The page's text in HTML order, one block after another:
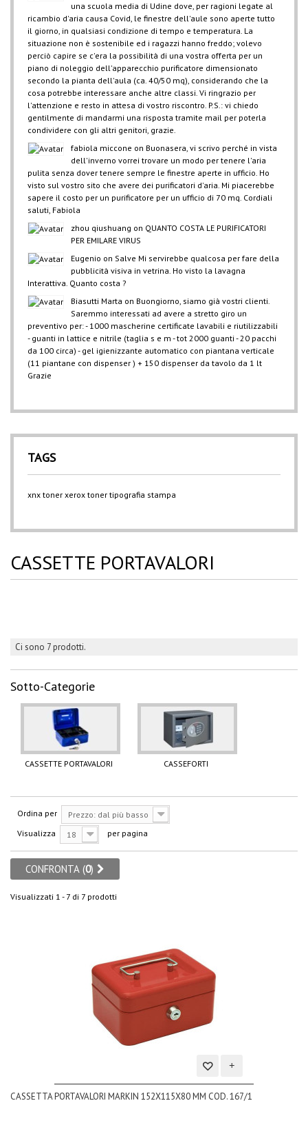
una scuola media di Udine dove, per ragioni legate al
ricambio d'aria causa Covid, le finestre dell'aule sono aperte tutto
il giorno, in qualsiasi condizione di tempo e temperatura. La
situazione non è sostenibile ed i ragazzi hanno freddo; volevo
perciò capire se c'era la possibilità di una vostra offerta per un
piano di noleggio dell'apparecchio purificatore dimensionato
secondo la pianta dell'aula (ca. 40/50 mq), considerando che la
cosa potrebbe interessare anche altre classi. Vi ringrazio per
l'attenzione e resto in attesa di vostro riscontro. P.S.: vi chiedo
gentilmente di mandarmi una risposta tramite mail per poterla
condividere con gli altri genitori, grazie.
fabiola miccone on Buonasera, vi scrivo perché in vista
dell'inverno vorrei trovare un modo per tenere l'aria
pulita senza dover tenere sempre le finestre aperte in ufficio. Ho
visto sul vostro sito che avere dei purificatori d'aria. Mi piacerebbe
sapere il costo per un purificatore per un ufficio di 70 mq. Cordiali
saluti, Fabiola
zhou qiushuang on QUANTO COSTA LE PURIFICATORI
PER EMILARE VIRUS
Eugenio on Salve Mi servirebbe qualcosa per fare della
pubblicità visiva in vetrina. Ho visto la lavagna
Interattiva. Quanto costa ?
Biasutti Marta on Buongiorno, siamo già vostri clienti.
Saremmo interessati ad avere a stretto giro un
preventivo per: - 1000 mascherine certificate lavabili e riutilizzabili
- guanti in lattice e nitrile (taglia s e m - tot 2000 guanti - 20 pacchi
da 100 circa) - gel igienizzante automatico con piantana verticale
(11 piantane con dispenser ) + 150 dispenser da tavolo da 1 lt
Grazie
TAGS
xnx toner xerox toner tipografia stampa
CASSETTE PORTAVALORI
Ci sono 7 prodotti.
Sotto-Categorie
CASSETTE PORTAVALORI CASSEFORTI
Ordina per
Prezzo: dal più basso
Visualizza
18 per pagina
CONFRONTA (0)
Visualizzati 1 - 7 di 7 prodotti
Aggiungi
alla
CASSETTA PORTAVALORI MARKIN 152X115X80 MM COD. 167/1